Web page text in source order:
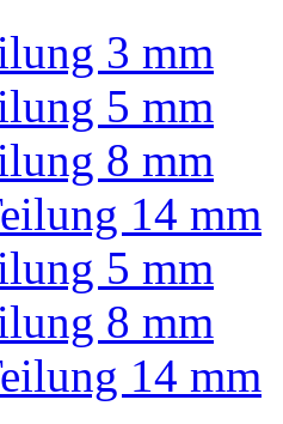
3 mm
5 mm
8 mm
14 mm
5 mm
8 mm
14 mm